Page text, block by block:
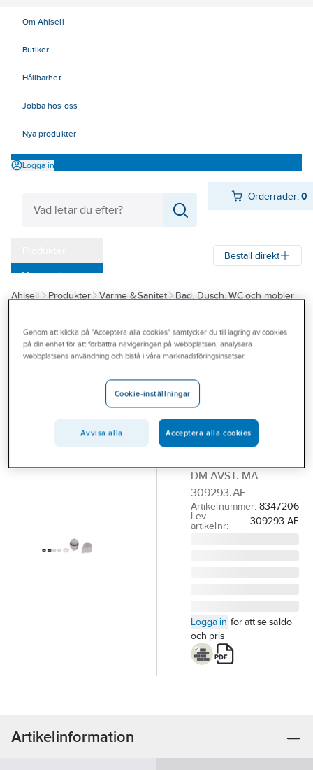
Om Ahlsell
Butiker
Hållbarhet
Jobba hos oss
Nya produkter
Logga in
Orderrader:0
Varumärken
Kampanjer
Branscher
Beställ direkt
Ahlsell Produkter Värme & Sanitet
Bad, Dusch, WC och möbler
Reservdelar blandare
Reservdelar Mora ettgreppsblandare
Överstycke till
Mora
Temp/Mega,
Mora
DM-AVST. MA
309293.AE
Artikelnummer: 8347206
Lev.
artikelnr:
309293.AE
Logga in för att se saldo
och pris
Artikelinformation
Genom att klicka på "Acceptera alla cookies" samtycker du till lagring av cookies
på din enhet för att förbättra navigeringen på webbplatsen, analysera
webbplatsens användning och bistå i våra marknadsföringsinsatser.
Cookie-inställningar
Avvisa alla Acceptera alla cookies